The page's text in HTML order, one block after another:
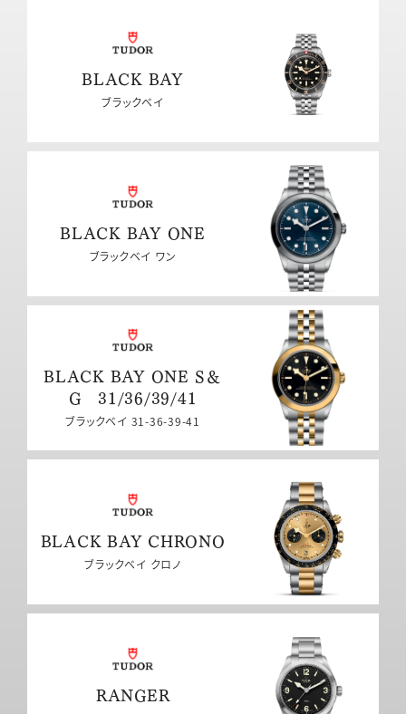
BLACK BAY
ブラックベイ
BLACK BAY ONE
ブラックベイ ワン
BLACK BAY ONE S＆
G 31/36/39/41
ブラックベイ 31-36-39-41
BLACK BAY CHRONO
ブラックベイ クロノ
RANGER